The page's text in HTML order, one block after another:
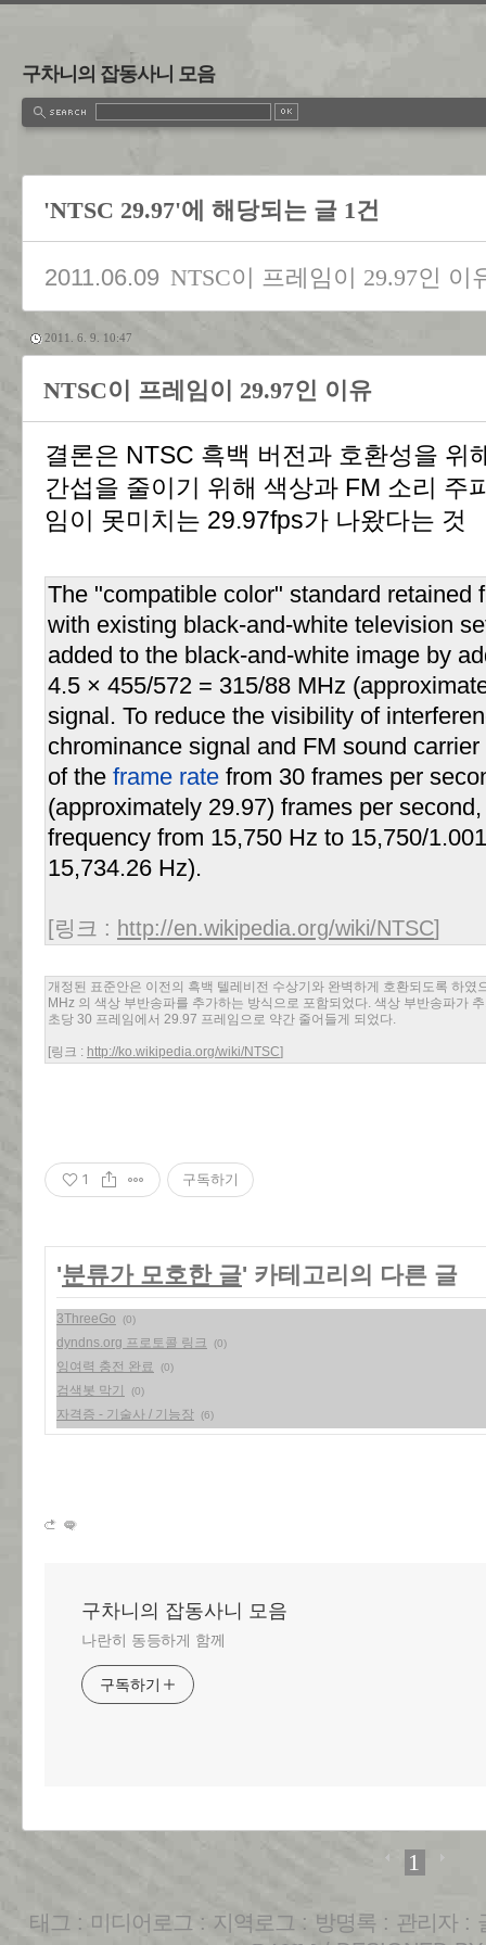
구차니의 잡동사니 모음
'NTSC 29.97'에 해당되는 글 1건
2011.06.09 NTSC이 프레임이 29.97인 이
2011. 6. 9. 10:47
NTSC이 프레임이 29.97인 이유
결론은 NTSC 흑백 버전과 호환성을 위
간섭을 줄이기 위해 색상과 FM 소리 주
임이 못미치는 29.97fps가 나왔다는 것
The "compatible color" standard retained
with existing black-and-white television
added to the black-and-white image by
4.5 × 455/572 = 315/88 MHz
signal. To reduce the visibility of
chrominance signal and FM sound
of the frame rate from 30 frames per
(approximately 29.97) frames per
frequency from 15,750 Hz to 15,750/
15,734.26 Hz).
[링크 : http://en.wikipedia.org/wiki/NTSC]
개정된 표준안은 이전의 흑백 텔레비전 수상기와 완벽하게 호환되도록 하
MHz 의 색상 부반송파를 추가하는 방식으로 포함되었다. 색상 부반송파가
초당 30 프레임에서 29.97 프레임으로 약간 줄어들게 되었다.
[링크 : http://ko.wikipedia.org/wiki/NTSC]
1 구독하기
'분류가 모호한 글' 카테고리의 다른 글
3ThreeGo (0)
dyndns.org 프로토콜 링크 (0)
잉여력 충전 완료 (0)
검색봇 막기 (0)
자격증 - 기술사 / 기능장 (6)
구차니의 잡동사니 모음
나란히 동등하게 함께
구독하기
1
태그 : 미디어로그 : 지역로그 : 방명록 : 관리자 :